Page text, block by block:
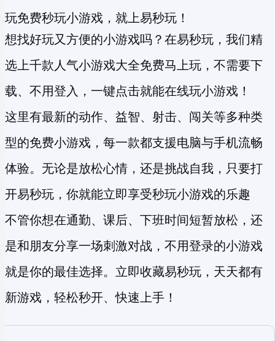
玩免费秒玩小游戏，就上易秒玩！
想找好玩又方便的小游戏吗？在易秒玩，我们精
选上千款人气小游戏大全免费马上玩，不需要下
载、不用登入，一键点击就能在线玩小游戏！
这里有最新的动作、益智、射击、闯关等多种类
型的免费小游戏 ，每一款都支援电脑与手机流畅
体验。无论是放松心情，还是挑战自我，只要打
开易秒玩，你就能立即享受秒玩小游戏的乐趣
不管你想在通勤、课后、下班时间短暂放松，还
是和朋友分享一场刺激对战，不用登录的小游戏
就是你的最佳选择。立即收藏易秒玩，天天都有
新游戏，轻松秒开、快速上手！